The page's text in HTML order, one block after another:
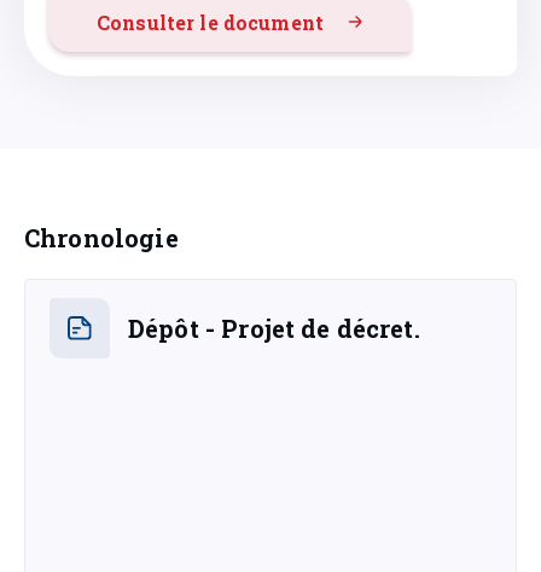
Consulter le document
Chronologie
Dépôt - Projet de décret.